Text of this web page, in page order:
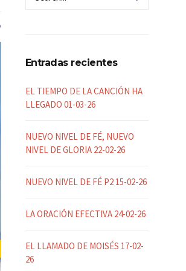
Entradas recientes
EL TIEMPO DE LA CANCIÓN HA
LLEGADO 01-03-26
NUEVO NIVEL DE FÉ, NUEVO
NIVEL DE GLORIA 22-02-26
NUEVO NIVEL DE FÉ P2 15-02-26
LA ORACIÓN EFECTIVA 24-02-26
EL LLAMADO DE MOISÉS 17-02-
26